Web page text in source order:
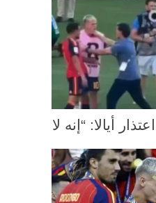
أيالا: “إنه لا